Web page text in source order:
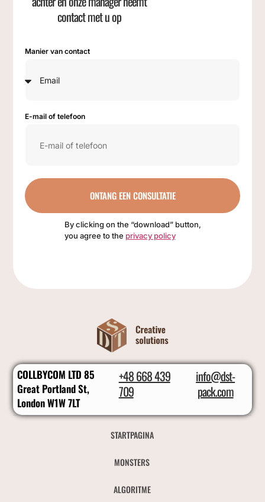
contact met u op
Manier van contact
E-mail of telefoon
ONTANG EEN CONSULTATIE
By clicking on the “download” button,
you agree to the privacy policy
COLLBYCOM LTD 85
Great Portland St,
London W1W 7LT
+48 668 439
709
info@dst-
pack.com
STARTPAGINA
MONSTERS
ALGORITME